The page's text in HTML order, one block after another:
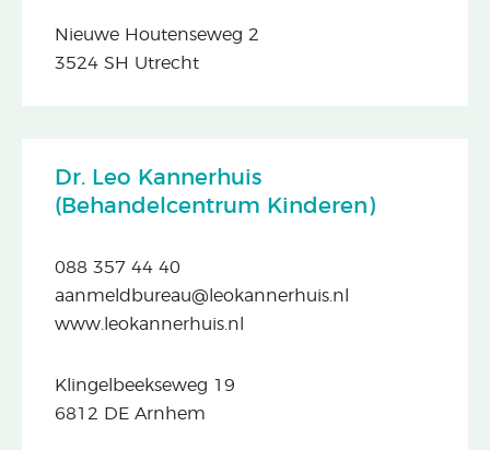
Nieuwe Houtenseweg 2
3524 SH Utrecht
Dr. Leo Kannerhuis
(Behandelcentrum Kinderen)
088 357 44 40
aanmeldbureau@leokannerhuis.nl
www.leokannerhuis.nl
Klingelbeekseweg 19
6812 DE Arnhem